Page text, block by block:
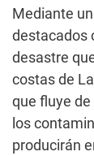
Mediante
destacados
desastre
costas de
que fluye
los
producirán